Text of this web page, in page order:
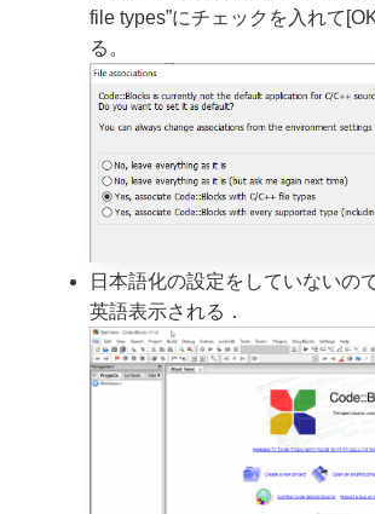
file types”にチェックを入れて
る。
日本語化の設定をしていないの
英語表示される．